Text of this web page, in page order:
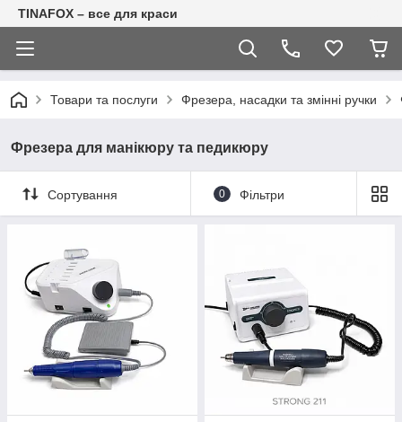
TINAFOX – все для краси
Товари та послуги Фрезера, насадки та змінні ручки
Фрезера для манікюру та педикюру
Сортування 0 Фільтри